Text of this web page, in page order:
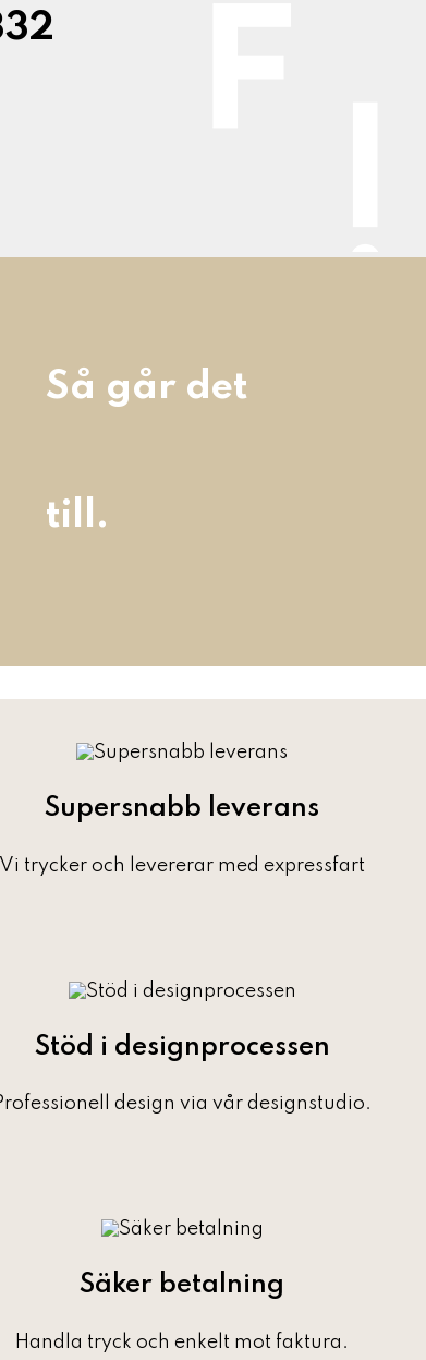
Så går det
till.
Supersnabb leverans
Vi trycker och levererar med expressfart
Stöd i designprocessen
design via vår designstudio.
Säker betalning
Handla tryck och enkelt mot faktura.